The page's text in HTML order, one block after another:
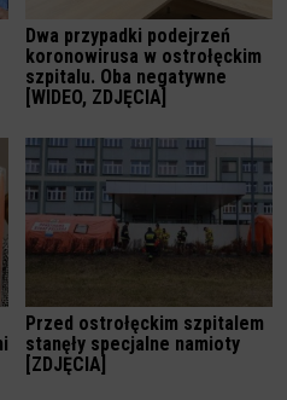
Dwa przypadki podejrzeń
koronowirusa w ostrołęckim
szpitalu. Oba negatywne
[WIDEO, ZDJĘCIA]
Przed ostrołęckim szpitalem
stanęły specjalne namioty
[ZDJĘCIA]